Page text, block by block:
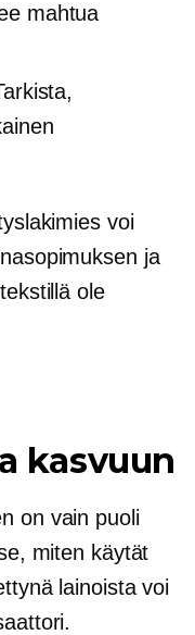
mahtua
voi
ja
ole
kasvuun
on vain puoli
miten käytät
lainoista voi